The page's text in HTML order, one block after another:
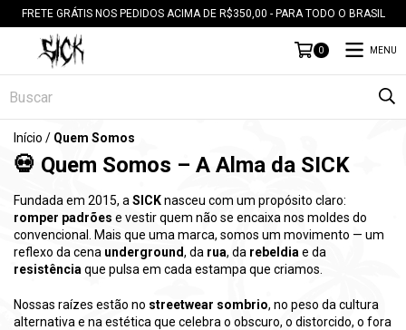
FRETE GRÁTIS NOS PEDIDOS ACIMA DE R$350,00 - PARA TODO O BRASIL
0 MENU
Início / Quem Somos
💀 Quem Somos – A Alma da SICK
Fundada em 2015, a SICKnasceu com um propósito claro:
romper padrões e vestir quem não se encaixa nos moldes do
convencional. Mais que uma marca, somos um movimento — um
reflexo da cena underground, da rua, da rebeldia e da
resistência que pulsa em cada estampa que criamos.
Nossas raízes estão no streetwear sombrio, no peso da cultura
alternativa e na estética que celebra o obscuro, o distorcido, o fora